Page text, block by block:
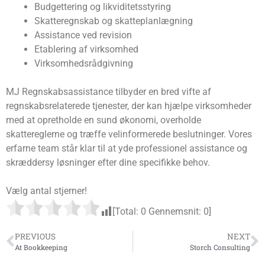
Budgettering og likviditetsstyring
Skatteregnskab og skatteplanlægning
Assistance ved revision
Etablering af virksomhed
Virksomhedsrådgivning
MJ Regnskabsassistance tilbyder en bred vifte af
regnskabsrelaterede tjenester, der kan hjælpe virksomheder
med at opretholde en sund økonomi, overholde
skattereglerne og træffe velinformerede beslutninger. Vores
erfarne team står klar til at yde professionel assistance og
skræddersy løsninger efter dine specifikke behov.
Vælg antal stjerner!
[Total: 0 Gennemsnit: 0
PREVIOUS
At Bookkeeping
NEXT
Storch Consulting